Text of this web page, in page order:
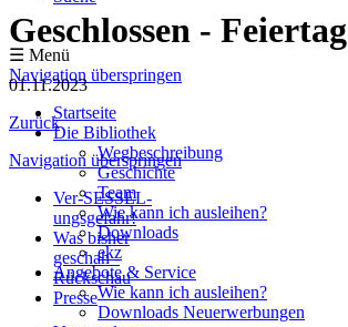
☰ Menü
Navigation überspringen
Startseite
Die Bibliothek
Wegbeschreibung
Geschichte
Team
Wie kann ich ausleihen?
Downloads
ekz
Angebote & Service
Wie kann ich ausleihen?
Downloads Neuerwerbungen
Geschlossen - Feiertag
01.11.2023
Zurück
Navigation überspringen
Ver-SESSEL-
ungsgefahr!
Was bisher
geschah -
Rückschau
Presse